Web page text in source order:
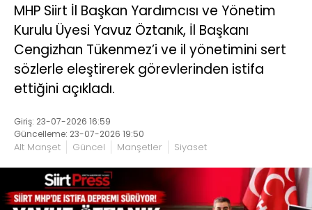
MHP Siirt İl Başkan Yardımcısı ve Yönetim
Kurulu Üyesi Yavuz Öztanık, İl Başkanı
Cengizhan Tükenmez’i ve il yönetimini sert
sözlerle eleştirerek görevlerinden istifa
ettiğini açıkladı.
Giriş: 23-07-2026 16:59
Güncelleme: 23-07-2026 19:50
Alt Manşet Güncel Manşetler Siyaset